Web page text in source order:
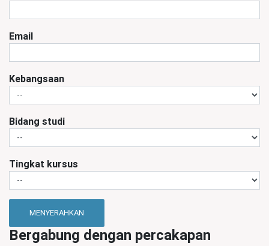
Email
Kebangsaan
Bidang studi
Tingkat kursus
MENYERAHKAN
Bergabung dengan percakapan